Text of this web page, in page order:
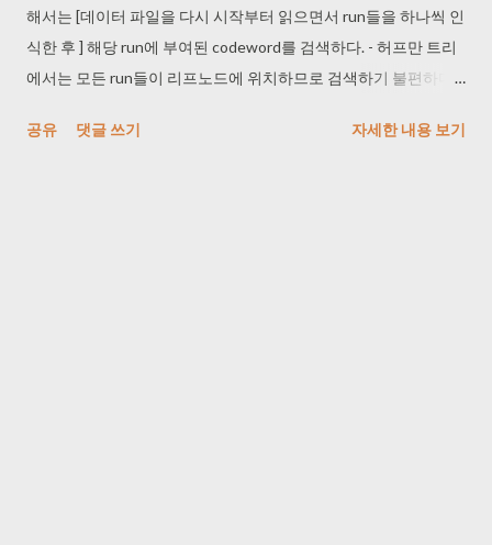
해서는 [데이터 파일을 다시 시작부터 읽으면서 run들을 하나씩 인
식한 후 ] 해당 run에 부여된 codeword를 검색하다. - 허프만 트리
에서는 모든 run들이 리프노드에 위치하므로 검색하기 불편하다. -
조로 되어 있어서 AAA라는 run이 어디에 있는지, 어떤 애가 AAA
공유 댓글 쓰기 자세한 내용 보기